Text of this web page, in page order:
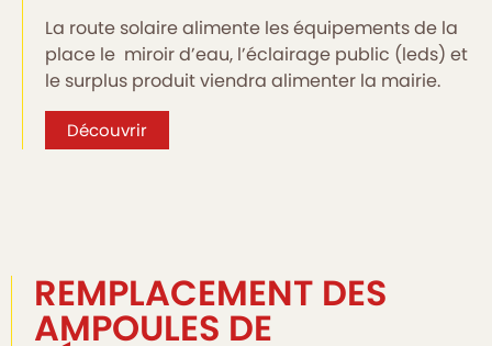
La route solaire alimente les équipements de la
place le miroir d’eau, l’éclairage public (leds) et
le surplus produit viendra alimenter la mairie.
Découvrir
REMPLACEMENT DES
AMPOULES DE